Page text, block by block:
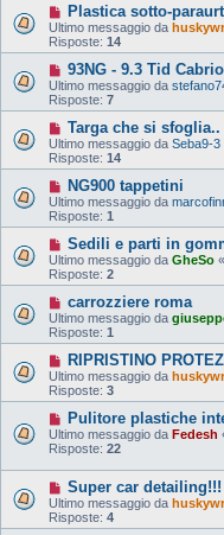
Plastica sotto-
Ultimo messaggio da
Risposte: 14
93NG - 9.3 Tid
Ultimo messaggio da
Risposte: 7
Targa che si sfoglia..
Ultimo messaggio da Seba9-3
Risposte: 14
NG900 tappetini
Ultimo messaggio da
Risposte: 1
Sedili e parti in
Ultimo messaggio da GheSo «
Risposte: 2
carrozziere roma
Ultimo messaggio da
Risposte: 1
RIPRISTINO
Ultimo messaggio da
Risposte: 3
Pulitore plastiche
Ultimo messaggio da Fedesh
Risposte: 22
Super car detailing!!!
Ultimo messaggio da
Risposte: 4